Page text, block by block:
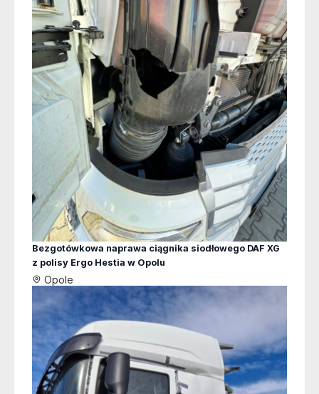
Bezgotówkowa naprawa ciągnika siodłowego DAF XG
z polisy Ergo Hestia w Opolu
Opole